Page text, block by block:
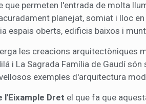
permeten l'entrada de molta
planejat, somiat i lloc
espais oberts, edificis baixos i
les creacions arquitectòniques
i La Sagrada Família de Gaudí
exemples d'arquitectura
l'Eixample Dret el que fa que